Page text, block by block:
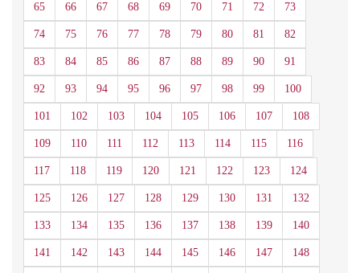
65 66 67 68 69 70 71 72 73
74 75 76 77 78 79 80 81 82
83 84 85 86 87 88 89 90 91
92 93 94 95 96 97 98 99 100
101 102 103 104 105 106 107 108
109 110 111 112 113 114 115 116
117 118 119 120 121 122 123 124
125 126 127 128 129 130 131 132
133 134 135 136 137 138 139 140
141 142 143 144 145 146 147 148